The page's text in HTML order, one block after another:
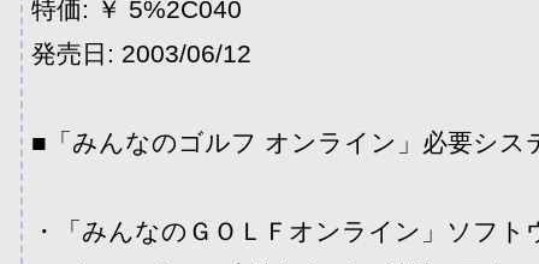
特価: ￥ 5%2C040
発売日: 2003/06/12
■「みんなのゴルフ オンライン」必要シス
・「みんなのＧＯＬＦオンライン」ソフト